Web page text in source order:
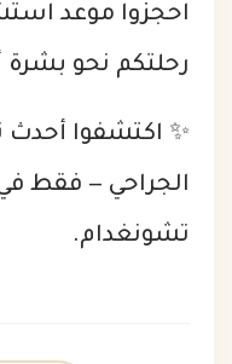
احجزوا موعد
رحلتكم نحو
✨ اكتشفوا أحدث
الجراحي — فقط
تشونغدام.